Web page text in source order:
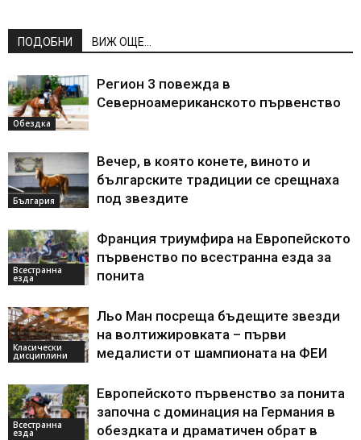
ПОДОБНИ ВИЖ ОЩЕ...
Обездка
Регион 3 повежда в
Северноамериканското първенство
България
Вечер, в която конете, виното и
българските традиции се срещнаха
под звездите
Всестранна
езда
Франция триумфира на Европейското
първенство по всестранна езда за
понита
Класически
дисциплини
Льо Ман посреща бъдещите звезди
на волтижировката – първи
медалисти от шампионата на ФЕИ
Всестранна
езда
Европейското първенство за понита
започна с доминация на Германия в
обездката и драматичен обрат в